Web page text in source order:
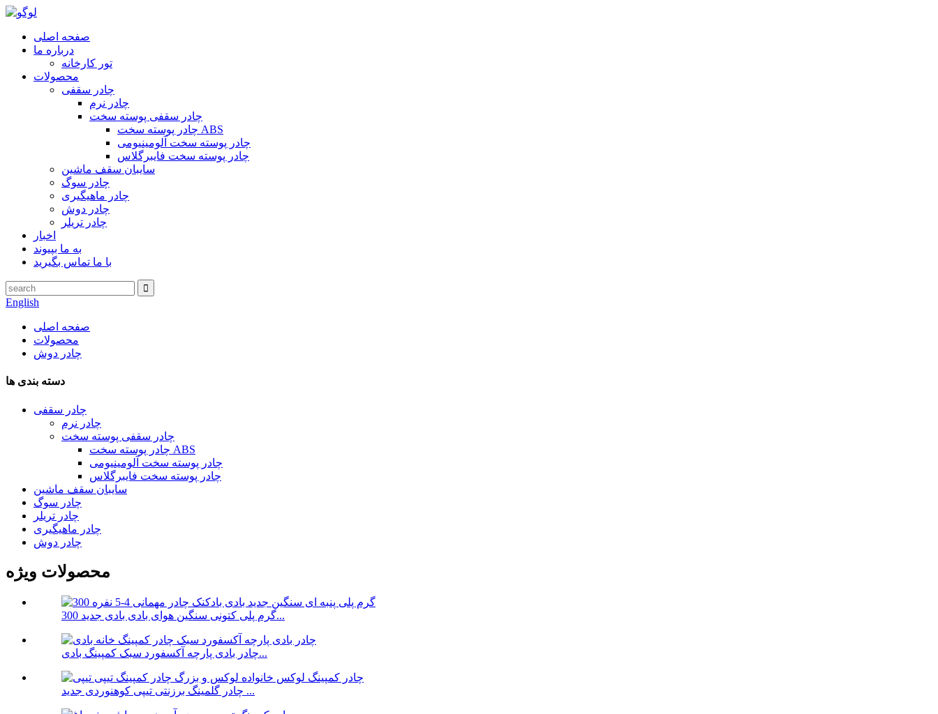
صفحه اصلی
درباره ما
تور کارخانه
محصولات
چادر سقفی
چادر نرم
چادر سقفی پوسته سخت
چادر پوسته سخت ABS
چادر پوسته سخت آلومینیومی
چادر پوسته سخت فایبرگلاس
سایبان سقف ماشین
چادر سوگ
چادر ماهیگیری
چادر دوش
چادر تریلر
اخبار
به ما بپیوند
با ما تماس بگیرید
English
صفحه اصلی
محصولات
چادر دوش
دسته بندی ها
چادر سقفی
چادر نرم
چادر سقفی پوسته سخت
چادر پوسته سخت ABS
چادر پوسته سخت آلومینیومی
چادر پوسته سخت فایبرگلاس
سایبان سقف ماشین
چادر سوگ
چادر تریلر
چادر ماهیگیری
چادر دوش
محصولات ویژه
300 گرم پلی کتونی سنگین هوای بادی بادی جدید...
چادر بادی پارچه آکسفورد سبک کمپینگ بادی...
چادر گلمینگ برزنتی تیپی کوهنوردی جدید ...